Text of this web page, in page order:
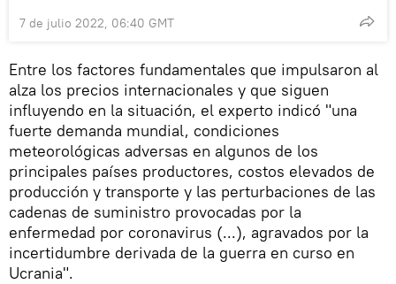
7 de julio 2022, 06:40 GMT
Entre los factores fundamentales que impulsaron al
alza los precios internacionales y que siguen
influyendo en la situación, el experto indicó "una
fuerte demanda mundial, condiciones
meteorológicas adversas en algunos de los
principales países productores, costos elevados de
producción y transporte y las perturbaciones de las
cadenas de suministro provocadas por la
enfermedad por coronavirus (...), agravados por la
incertidumbre derivada de la guerra en curso en
Ucrania".